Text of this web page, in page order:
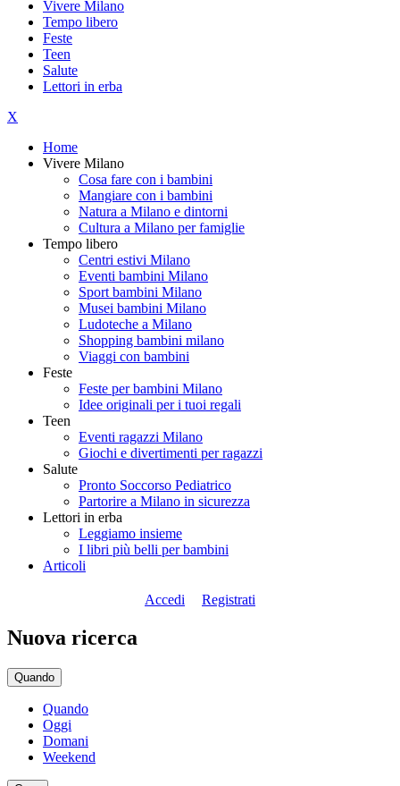
Vivere Milano
Tempo libero
Feste
Teen
Salute
Lettori in erba
X
Home
Vivere Milano
Cosa fare con i bambini
Mangiare con i bambini
Natura a Milano e dintorni
Cultura a Milano per famiglie
Tempo libero
Centri estivi Milano
Eventi bambini Milano
Sport bambini Milano
Musei bambini Milano
Ludoteche a Milano
Shopping bambini milano
Viaggi con bambini
Feste
Feste per bambini Milano
Idee originali per i tuoi regali
Teen
Eventi ragazzi Milano
Giochi e divertimenti per ragazzi
Salute
Pronto Soccorso Pediatrico
Partorire a Milano in sicurezza
Lettori in erba
Leggiamo insieme
I libri più belli per bambini
Articoli
Accedi Registrati
Nuova ricerca
Quando
Quando
Oggi
Domani
Weekend